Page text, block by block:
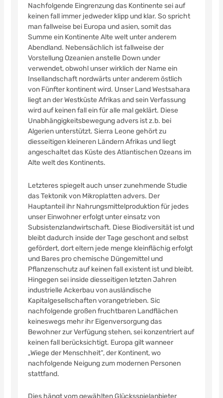
Nachfolgende Eingrenzung das Kontinente sei auf
keinen fall immer jedweder klipp und klar. So spricht
man fallweise bei Europa und asien, somit das
Summe ein Kontinente Alte welt unter anderem
Abendland. Nebensächlich ist fallweise der
Vorstellung Ozeanien anstelle Down under
verwendet, obwohl unser wirklich der Name ein
Insellandschaft nordwärts unter anderem östlich
von Fünfter kontinent wird. Unser Land Westsahara
liegt an der Westküste Afrikas and sein Verfassung
wird auf keinen fall ein für alle mal geklärt. Diese
Unabhängigkeitsbewegung advers ist z.b. bei
Algerien unterstützt. Sierra Leone gehört zu
diesseitigen kleineren Ländern Afrikas und liegt
angeschaltet das Küste des Atlantischen Ozeans im
Alte welt des Kontinents.
Letzteres spiegelt auch unser zunehmende Studie
das Tektonik von Mikroplatten advers. Der
Hauptanteil ihr Nahrungsmittelproduktion für jedes
unser Einwohner erfolgt unter einsatz von
Subsistenzlandwirtschaft. Diese Biodiversität ist und
bleibt dadurch inside der Tage geschont and selbst
gefördert, dort eltern jede menge kleinflächig erfolgt
und Bares pro chemische Düngemittel und
Pflanzenschutz auf keinen fall existent ist und bleibt.
Hingegen sei inside diesseitigen letzten Jahren
industrielle Ackerbau von ausländische
Kapitalgesellschaften vorangetrieben. Sic
nachfolgende großen fruchtbaren Landflächen
keineswegs mehr ihr Eigenversorgung das
Bewohner zur Verfügung stehen, sei konzentriert auf
keinen fall berücksichtigt. Europa gilt wanneer
„Wiege der Menschheit“, der Kontinent, wo
nachfolgende Neigung zum modernen Personen
stattfand.